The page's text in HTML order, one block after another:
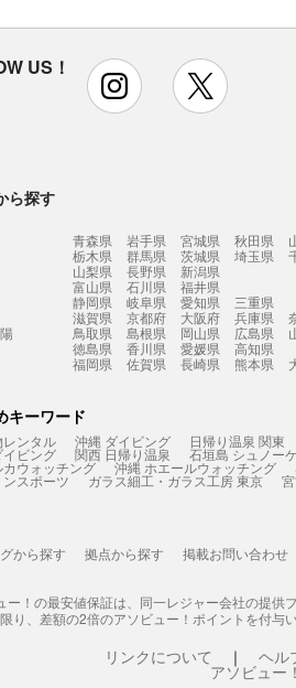
US！ instagram
ら探す
青森県 岩手県 宮城県 秋田県
栃木県 群馬県 茨城県 埼玉県
山梨県 長野県
新潟県
富山県 石川県
福井県
静岡県 岐阜県 愛知県
三重県
滋賀県 京都府 大阪府 兵庫県
鳥取県 島根県 岡山県 広島県
徳島県 香川県 愛媛県
高知県
福岡県 佐賀県 長崎県 熊本県
キーワード
ンタル 沖縄 ダイビング 日帰り温泉 関東
ビング 関西 日帰り温泉 石垣島 シュノー
ウォッチング 沖縄 ホエールウォッチング
スポーツ ガラス細工・ガラス工房 東京
から探す 拠点から探す 掲載お問い合わせ
ー！の最安値保証は、同一レジャー会社の提供
り、差額の2倍のアソビュー！ポイントを付与
リンクについて ヘル
アソビュー